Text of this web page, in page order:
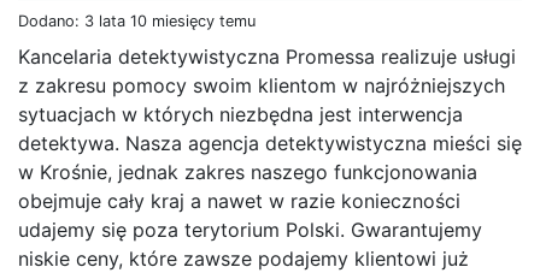
Dodano: 3 lata 10 miesięcy temu
Kancelaria detektywistyczna Promessa realizuje usługi
z zakresu pomocy swoim klientom w najróżniejszych
sytuacjach w których niezbędna jest interwencja
detektywa. Nasza agencja detektywistyczna mieści się
w Krośnie, jednak zakres naszego funkcjonowania
obejmuje cały kraj a nawet w razie konieczności
udajemy się poza terytorium Polski. Gwarantujemy
niskie ceny, które zawsze podajemy klientowi już